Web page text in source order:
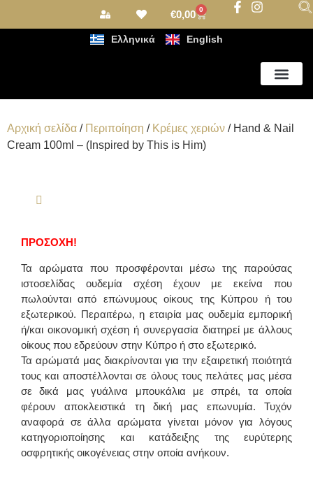
€0,00 0
Ελληνικά English
Αρχική σελίδα / Περιποίηση / Κρέμες χεριών / Hand & Nail
Cream 100ml – (Inspired by This is Him)
ΠΡΟΣΟΧΗ!
Τα αρώματα που προσφέρονται μέσω της παρούσας
ιστοσελίδας ουδεμία σχέση έχουν με εκείνα που
πωλούνται από επώνυμους οίκους της Κύπρου ή του
εξωτερικού. Περαιτέρω, η εταιρία μας ουδεμία εμπορική
ή/και οικονομική σχέση ή συνεργασία διατηρεί με άλλους
οίκους που εδρεύουν στην Κύπρο ή στο εξωτερικό.
Τα αρώματά μας διακρίνονται για την εξαιρετική ποιότητά
τους και αποστέλλονται σε όλους τους πελάτες μας μέσα
σε δικά μας γυάλινα μπουκάλια με σπρέι, τα οποία
φέρουν αποκλειστικά τη δική μας επωνυμία. Τυχόν
αναφορά σε άλλα αρώματα γίνεται μόνον για λόγους
κατηγοριοποίησης και κατάδειξης της ευρύτερης
οσφρητικής οικογένειας στην οποία ανήκουν.